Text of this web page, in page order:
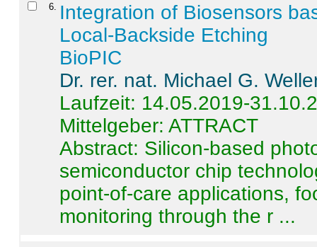
6
Integration of Biosensors
Local-Backside Etching
BioPIC
Dr. rer. nat. Michael G.
Laufzeit: 14.05.2019-
Mittelgeber: ATTRACT
Abstract: Silicon-based
semiconductor chip
point-of-care applications,
monitoring through the r ...